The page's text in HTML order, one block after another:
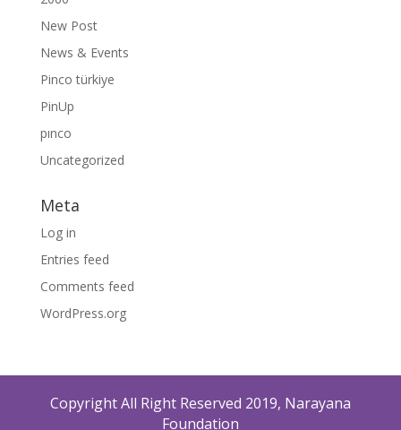
New Post
News & Events
Pinco türkiye
PinUp
pınco
Uncategorized
Meta
Log in
Entries feed
Comments feed
WordPress.org
Copyright All Right Reserved 2019, Narayana
Foundation